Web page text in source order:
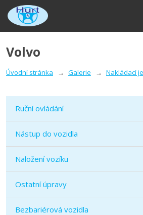
Volvo
Úvodní stránka Galerie Nakládací
Ruční ovládání
Nástup do vozidla
Naložení vozíku
Ostatní úpravy
Bezbariérová vozidla